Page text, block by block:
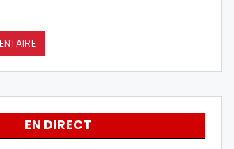
EN DIRECT